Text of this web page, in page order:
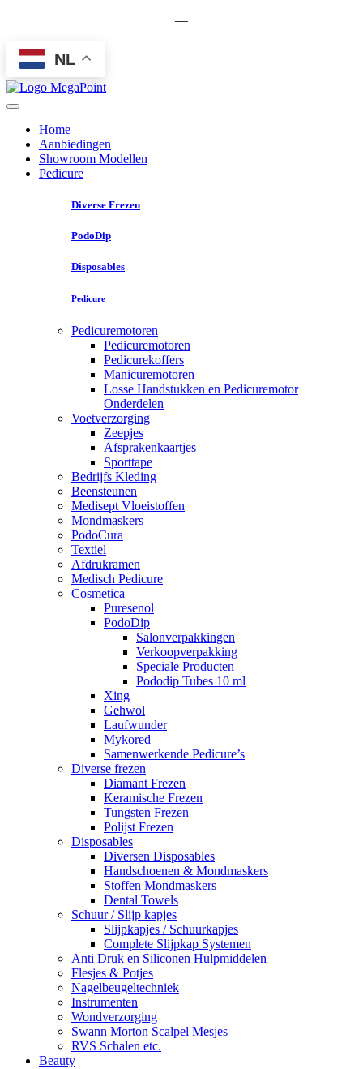
—
NL
Home
Aanbiedingen
Showroom Modellen
Pedicure
Diverse Frezen
PodoDip
Disposables
Pedicure
Pedicuremotoren
Pedicuremotoren
Pedicurekoffers
Manicuremotoren
Losse Handstukken en Pedicuremotor
Onderdelen
Voetverzorging
Zeepjes
Afsprakenkaartjes
Sporttape
Bedrijfs Kleding
Beensteunen
Medisept Vloeistoffen
Mondmaskers
PodoCura
Textiel
Afdrukramen
Medisch Pedicure
Cosmetica
Puresenol
PodoDip
Salonverpakkingen
Verkoopverpakking
Speciale Producten
Pododip Tubes 10 ml
Xing
Gehwol
Laufwunder
Mykored
Samenwerkende Pedicure’s
Diverse frezen
Diamant Frezen
Keramische Frezen
Tungsten Frezen
Polijst Frezen
Disposables
Diversen Disposables
Handschoenen & Mondmaskers
Stoffen Mondmaskers
Dental Towels
Schuur / Slijp kapjes
Slijpkapjes / Schuurkapjes
Complete Slijpkap Systemen
Anti Druk en Siliconen Hulpmiddelen
Flesjes & Potjes
Nagelbeugeltechniek
Instrumenten
Wondverzorging
Swann Morton Scalpel Mesjes
RVS Schalen etc.
Beauty